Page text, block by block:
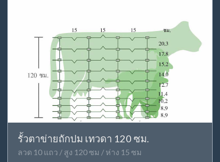
รั้วตาข่ายถักปม เทวดา 120 ซม.
ลวด 10 แถว / สูง 120 ซม / ห่าง 15 ซม